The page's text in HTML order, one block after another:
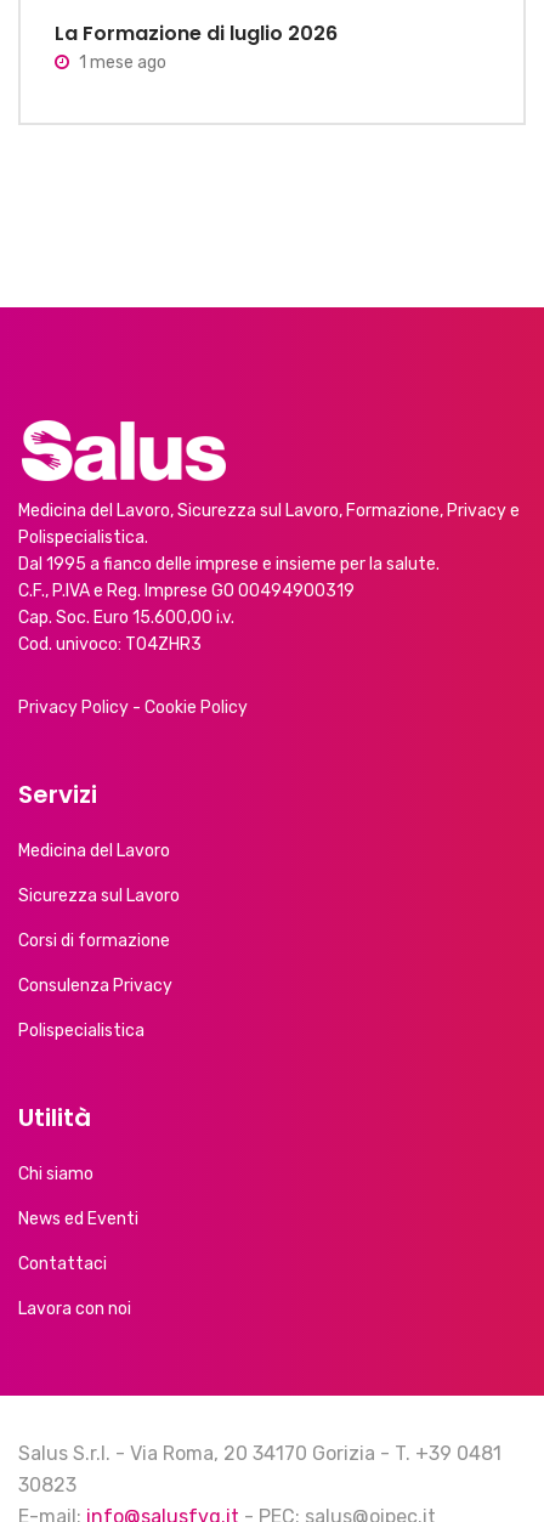
La Formazione di luglio 2026
1 mese ago
Medicina del Lavoro, Sicurezza sul Lavoro, Formazione, Privacy e
Polispecialistica.
Dal 1995 a fianco delle imprese e insieme per la salute.
C.F., P.IVA e Reg. Imprese GO 00494900319
Cap. Soc. Euro 15.600,00 i.v.
Cod. univoco: T04ZHR3
Privacy Policy - Cookie Policy
Servizi
Medicina del Lavoro
Sicurezza sul Lavoro
Corsi di formazione
Consulenza Privacy
Polispecialistica
Utilità
Chi siamo
News ed Eventi
Contattaci
Lavora con noi
Salus S.r.l. - Via Roma, 20 34170 Gorizia - T. +39 0481
30823
E-mail: info@salusfvg.it - PEC: salus@oipec.it